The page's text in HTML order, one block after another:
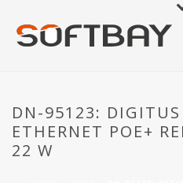
DN-95123:
ETHERNET POE+
22 W